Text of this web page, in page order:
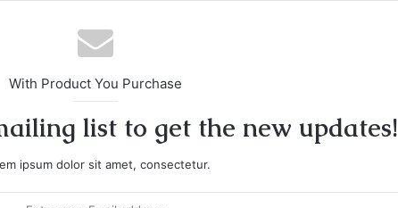
With Product You Purchase
list to get the new updates!
ipsum dolor sit amet, consectetur.